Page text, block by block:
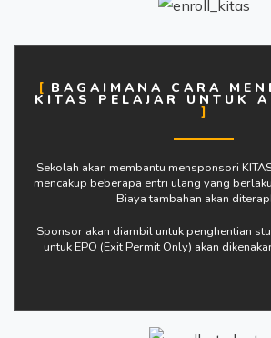
BAGAIMANA CARA
KITAS PELAJAR UNTUK
Sekolah akan membantu mensponsori
mencakup beberapa entri ulang yang
Biaya tambahan akan
Sponsor akan diambil untuk penghentian
untuk EPO (Exit Permit Only) akan